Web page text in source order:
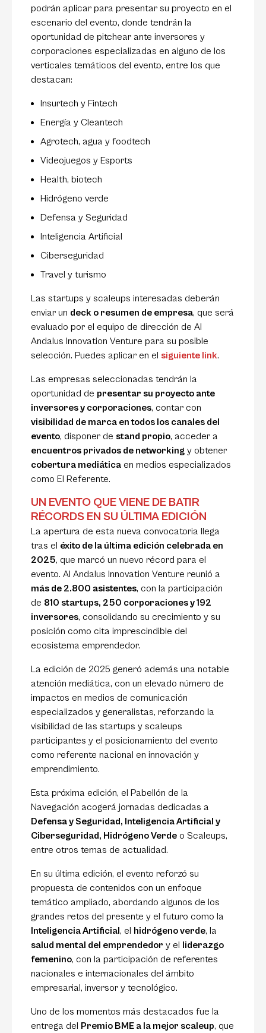
podrán aplicar para presentar su proyecto en el
escenario del evento, donde tendrán la
oportunidad de pitchear ante inversores y
corporaciones especializadas en alguno de los
verticales temáticos del evento, entre los que
destacan:
Insurtech y Fintech
Energía y Cleantech
Agrotech, agua y foodtech
Videojuegos y Esports
Health, biotech
Hidrógeno verde
Defensa y Seguridad
Inteligencia Artificial
Ciberseguridad
Travel y turismo
Las startups y scaleups interesadas deberán
enviar un deck o resumen de empresa, que será
evaluado por el equipo de dirección de Al
Andalus Innovation Venture para su posible
selección. Puedes aplicar en el siguiente link.
Las empresas seleccionadas tendrán la
oportunidad de presentar su proyecto ante
inversores y corporaciones, contar con
visibilidad de marca en todos los canales del
evento, disponer de stand propio, acceder a
encuentros privados de networking y obtener
cobertura mediática en medios especializados
como El Referente.
UN EVENTO QUE VIENE DE BATIR
RÉCORDS EN SU ÚLTIMA EDICIÓN
La apertura de esta nueva convocatoria llega
tras el éxito de la última edición celebrada en
2025, que marcó un nuevo récord para el
evento. Al Andalus Innovation Venture reunió a
más de 2.800 asistentes, con la participación
de 810 startups, 250 corporaciones y 192
inversores, consolidando su crecimiento y su
posición como cita imprescindible del
ecosistema emprendedor.
La edición de 2025 generó además una notable
atención mediática, con un elevado número de
impactos en medios de comunicación
especializados y generalistas, reforzando la
visibilidad de las startups y scaleups
participantes y el posicionamiento del evento
como referente nacional en innovación y
emprendimiento.
Esta próxima edición, el Pabellón de la
Navegación acogerá jornadas dedicadas a
Defensa y Seguridad, Inteligencia Artificial y
Ciberseguridad, Hidrógeno Verde o Scaleups,
entre otros temas de actualidad.
En su última edición, el evento reforzó su
propuesta de contenidos con un enfoque
temático ampliado, abordando algunos de los
grandes retos del presente y el futuro como la
Inteligencia Artificial, el hidrógeno verde, la
salud mental del emprendedor y el liderazgo
femenino, con la participación de referentes
nacionales e internacionales del ámbito
empresarial, inversor y tecnológico.
Uno de los momentos más destacados fue la
entrega del Premio BME a la mejor scaleup, que